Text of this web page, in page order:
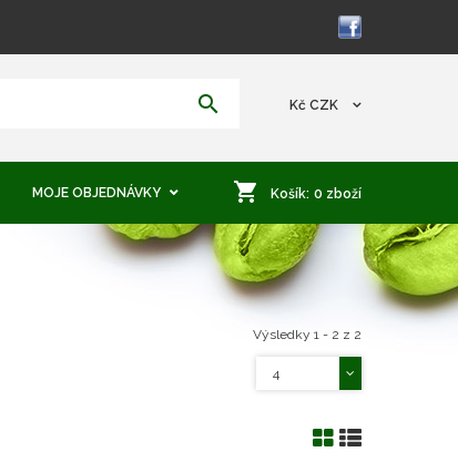
Kč CZK
Košík: 0 zboží
MOJE OBJEDNÁVKY
Výsledky 1 - 2 z 2
4